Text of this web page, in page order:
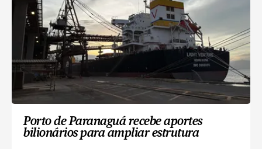
Porto de Paranaguá recebe aportes
bilionários para ampliar estrutura